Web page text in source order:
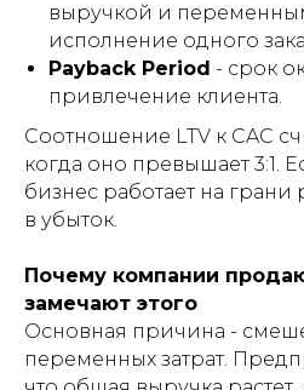
выручкой и
исполнение одного
Payback Period - срок
привлечение клиента.
Соотношение LTV к CAC
когда оно превышает 3:1.
бизнес работает на грани
в убыток.
Почему компании
замечают этого
Основная причина -
переменных затрат.